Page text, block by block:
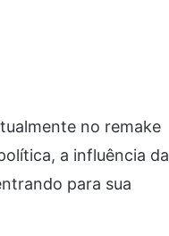
no remake
a influência da
para sua